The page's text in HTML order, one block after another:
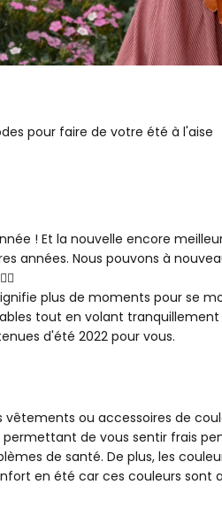
pour faire de votre été à l'aise
! Et la nouvelle encore
années. Nous pouvons à
plus de moments pour se
tout en volant tranquillement
d'été 2022 pour vous.
ou accessoires de
de vous sentir frais
de santé. De plus, les
en été car ces couleurs sont